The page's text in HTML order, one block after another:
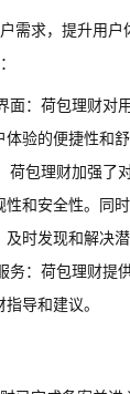
需求，提升用
面：荷包理财对
验的便捷性和舒
荷包理财加强了
性和安全性。同
时发现和解决潜
务：荷包理财提
导和建议。